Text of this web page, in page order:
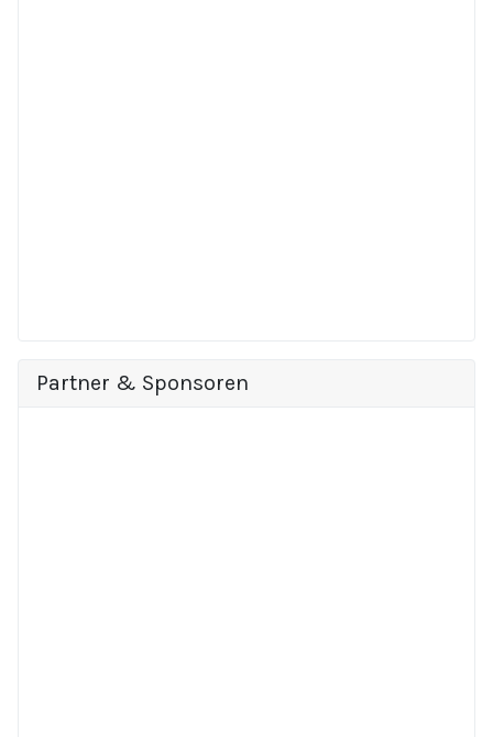
Partner & Sponsoren